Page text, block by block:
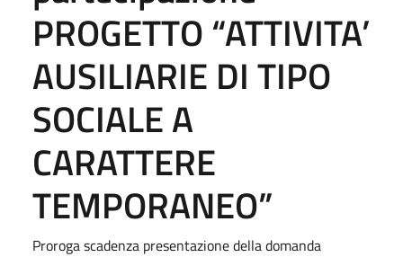
PROGETTO “ATTIVITA’
AUSILIARIE DI TIPO
SOCIALE A
CARATTERE
TEMPORANEO”
Proroga scadenza presentazione della domanda